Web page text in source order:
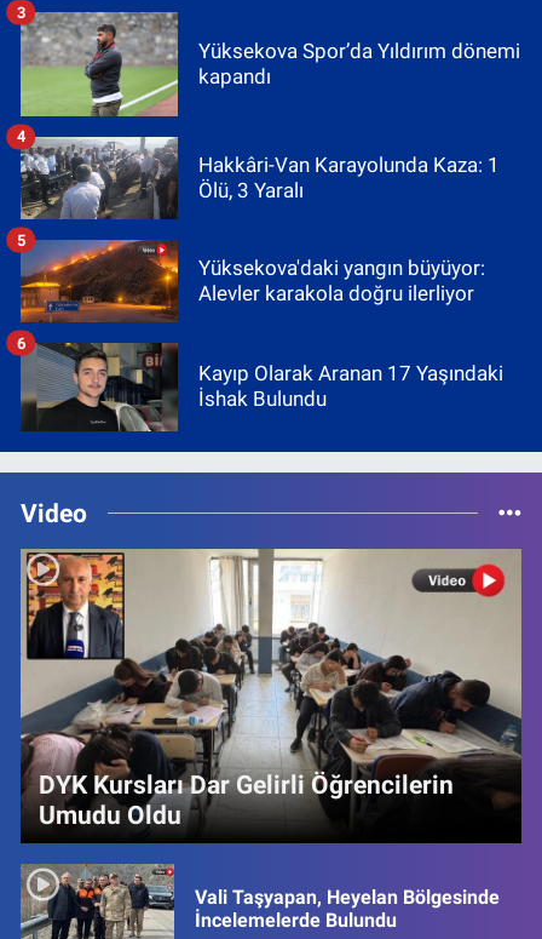
Yüksekova Spor’da Yıldırım dönemi
kapandı
3
Hakkâri-Van Karayolunda Kaza: 1
Ölü, 3 Yaralı
4
Yüksekova'daki yangın büyüyor:
Alevler karakola doğru ilerliyor
5
Kayıp Olarak Aranan 17 Yaşındaki
İshak Bulundu
6
Video
DYK Kursları Dar Gelirli Öğrencilerin
Umudu Oldu
Vali Taşyapan, Heyelan Bölgesinde
İncelemelerde Bulundu